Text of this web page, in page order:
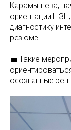
Карамышева,
ориентации
диагностику
резюме.
💼 Такие
осознанные